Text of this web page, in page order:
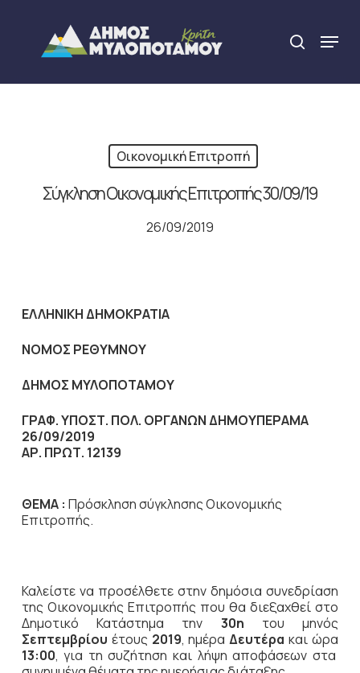
content
search
Menu
Οικονομική Επιτροπή
Σύγκληση Οικονομικής Επιτροπής 30/09/19
26/09/2019
ΕΛΛΗΝΙΚΗ ΔΗΜΟΚΡΑΤΙΑ
NOMOΣ ΡΕΘΥΜΝΟΥ
ΔΗΜΟΣ ΜΥΛΟΠΟΤΑΜΟΥ
ΓΡΑΦ. ΥΠΟΣΤ. ΠΟΛ. ΟΡΓΑΝΩΝ ΔΗΜΟΥΠΕΡΑΜΑ
26/09/2019
ΑΡ. ΠΡΩΤ. 12139
ΘΕΜΑ : Πρόσκληση σύγκλησης Οικονομικής
Επιτροπής.
Καλείστε να προσέλθετε στην δημόσια συνεδρίαση
της Οικονομικής Επιτροπής που θα διεξαχθεί στο
Δημοτικό Κατάστημα την 30η του μηνός
Σεπτεμβρίου έτους 2019, ημέρα Δευτέρακαι ώρα
13:00, για τη συζήτηση και λήψη αποφάσεων στα
Close